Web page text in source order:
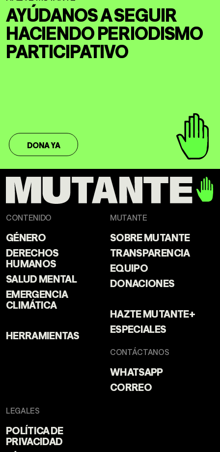
AYÚDANOS A SEGUIR
HACIENDOPERIODISMO
PARTICIPATIVO
DONA YA
CONTENIDO
GÉNERO
DERECHOS
HUMANOS
SALUD MENTAL
EMERGENCIA
CLIMÁTICA
HERRAMIENTAS
MUTANTE
SOBRE MUTANTE
TRANSPARENCIA
EQUIPO
DONACIONES
HAZTE MUTANTE+
ESPECIALES
CONTÁCTANOS
WHATSAPP
CORREO
LEGALES
POLÍTICA DE
PRIVACIDAD